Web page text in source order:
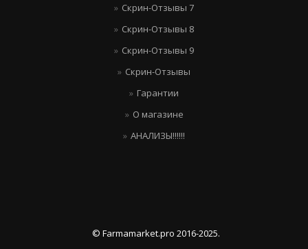
Скрин-Отзывы 7
Скрин-Отзывы 8
Скрин-Отзывы 9
Скрин-Отзывы
Гарантии
О магазине
АНАЛИЗЫ!!!!!!
© Farmamarket.pro 2016-2025.